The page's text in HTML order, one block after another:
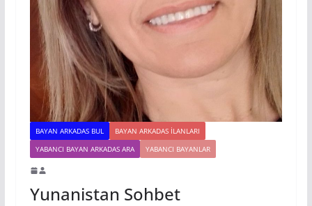
BAYAN ARKADAS BUL
BAYAN ARKADAS ILANLARI
YABANCI BAYAN ARKADAS ARA
YABANCI BAYANLAR
Yunanistan Sohbet